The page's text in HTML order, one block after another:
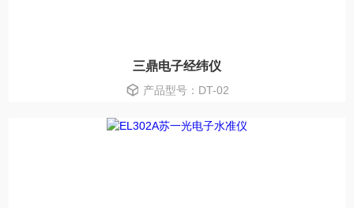
三鼎电子经纬仪
产品型号：DT-02